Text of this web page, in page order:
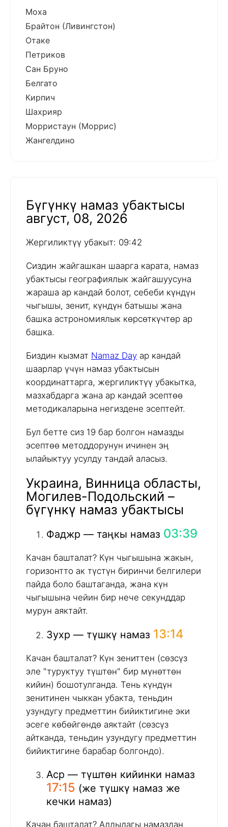
Моха
Брайтон (Ливингстон)
Отаке
Петриков
Сан Бруно
Белгато
Кирпич
Шахрияр
Морристаун (Моррис)
Жангелдино
Бүгүнкү намаз убактысы
август, 08, 2026
Жергиликтүү убакыт: 09:42
Сиздин жайгашкан шаарга карата, намаз
убактысы географиялык жайгашуусуна
жараша ар кандай болот, себеби күндүн
чыгышы, зенит, күндүн батышы жана
башка астрономиялык көрсөткүчтөр ар
башка.
Биздин кызмат Namaz Day ар кандай
шаарлар үчүн намаз убактысын
координаттарга, жергиликтүү убакытка,
мазхабдарга жана ар кандай эсептөө
методикаларына негиздене эсептейт.
Бул бетте сиз 19 бар болгон намазды
эсептөө методдорунун ичинен эң
ылайыктуу усулду тандай аласыз.
Украина, Винница областы,
Могилев-Подольский –
бүгүнкү намаз убактысы
Фаджр — таңкы намаз 03:39
Качан башталат? Күн чыгышына жакын,
горизонтто ак түстүн биринчи белгилери
пайда боло баштаганда, жана күн
чыгышына чейин бир нече секунддар
мурун аяктайт.
Зухр — түшкү намаз 13:14
Качан башталат? Күн зениттен (сөзсүз
эле "туруктуу түштөн" бир мүнөттөн
кийин) бошотулганда. Тень күндүн
зенитинен чыккан убакта, теньдин
узундугу предметтин бийиктигине эки
эсеге көбөйгөндө аяктайт (сөзсүз
айтканда, теньдин узундугу предметтин
бийиктигине барабар болгондо).
Аср — түштөн кийинки намаз
17:15 (же түшкү намаз же
кечки намаз)
Качан башталат? Алдыдагы намаздан